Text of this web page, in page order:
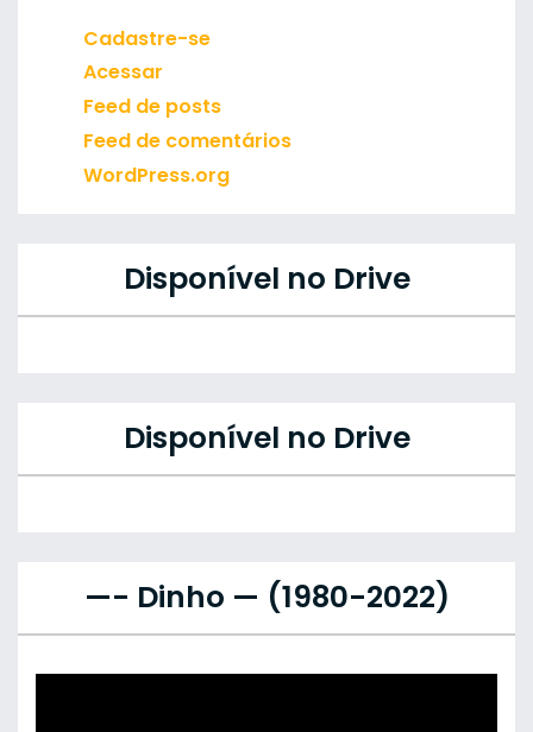
Cadastre-se
Acessar
Feed de posts
Feed de comentários
WordPress.org
Disponível no Drive
Disponível no Drive
—- Dinho — (1980-2022)